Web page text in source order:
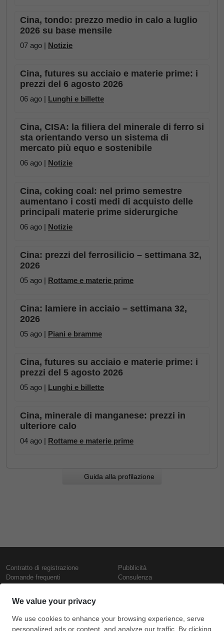
Cina, tondo: prezzo medio in calo a luglio
2026 su base mensile
07 ago | Notizie
Cina, futures su acciaio e materie prime: i
prezzi del 6 agosto 2026
06 ago | Lunghi e billette
Cina, CISA: la filiera del minerale di ferro si
sta orientando verso un sistema di
mercato più equo e sostenibile
06 ago | Notizie
Cina, coking coal: nel primo semestre
aumentano i costi medi di acquisto delle
principali materie prime siderurgiche
06 ago | Notizie
Cina: prezzi del ferrosilicio – settimana 32,
2026
05 ago | Rottame e materie prime
Cina: lamiere in acciaio – settimana 32,
2026
05 ago | Piani e bramme
Cina, futures su acciaio e materie prime: i
prezzi del 5 agosto 2026
05 ago | Lunghi e billette
Cina, minerale di manganese: prezzi in
ulteriore calo
04 ago | Rottame e materie prime
Guida alla profilazione
Contratto di registrazione
Domande frequenti
Presentazione
Contattaci
Termini di utilizzo
Politica di riservatezza
Pubblicità
Consulenza